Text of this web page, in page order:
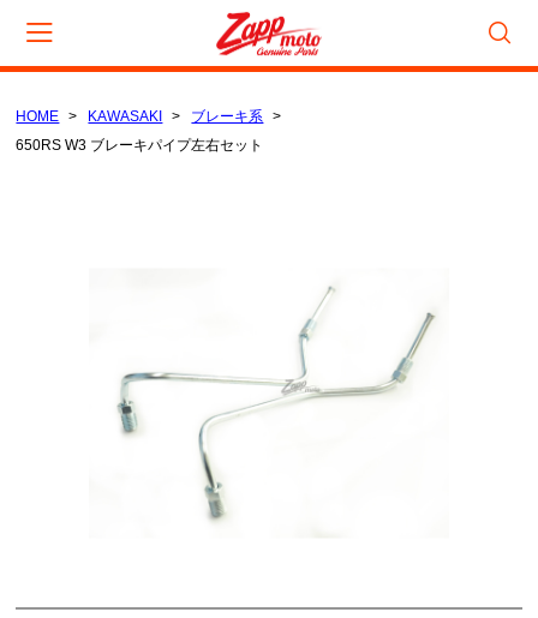
KAWASAKI
HOME KAWASAKI
ブレーキ系
650RS W3 ブレーキパイプ左右セット